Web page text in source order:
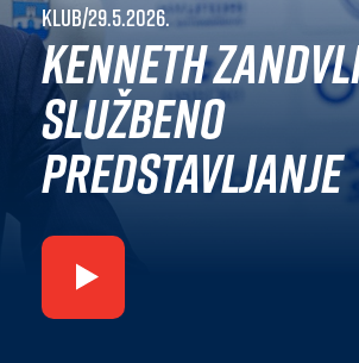
Klub|29.5.2026.
Kenneth
Službeno
predstavljanje